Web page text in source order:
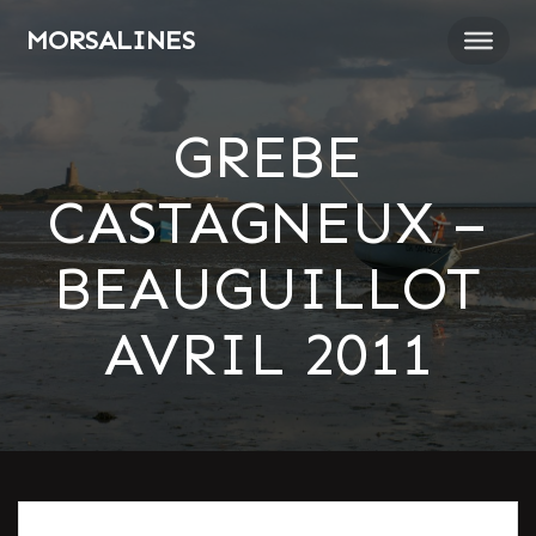
MORSALINES
GREBE
CASTAGNEUX –
BEAUGUILLOT
AVRIL 2011